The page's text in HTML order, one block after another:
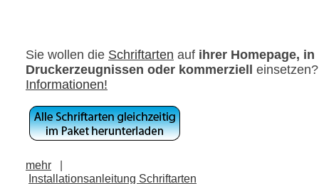
Sie wollen die Schriftarten auf ihrer Homepage, in
Druckerzeugnissen oder kommerziell
Informationen!
mehr
|
Installationsanleitung Schriftarten